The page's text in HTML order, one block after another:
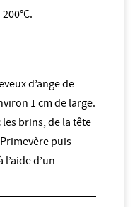
d’ange de
1 cm de large.
brins, de la tête
puis
d’un